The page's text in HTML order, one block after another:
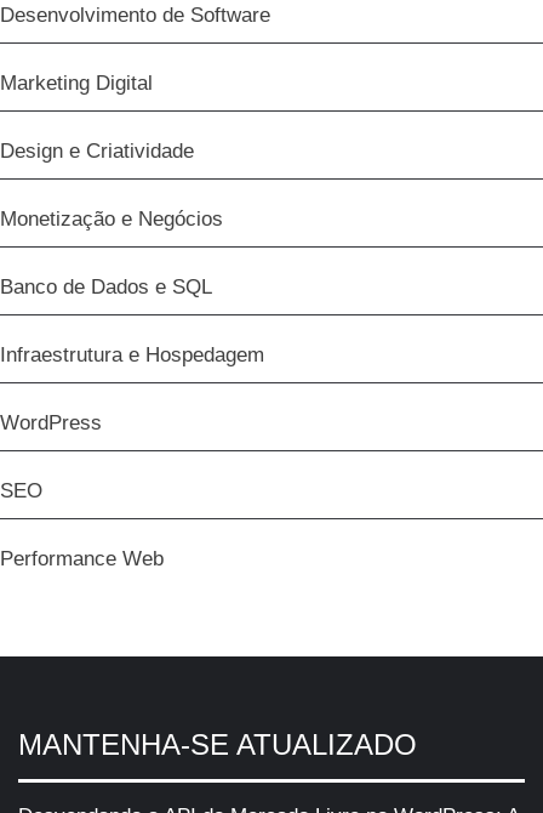
Desenvolvimento de Software
Marketing Digital
Design e Criatividade
Monetização e Negócios
Banco de Dados e SQL
Infraestrutura e Hospedagem
WordPress
SEO
Performance Web
MANTENHA-SE ATUALIZADO